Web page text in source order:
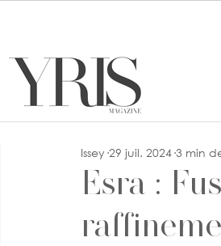
Esra :
Issey 29 juil. 2024 3 min